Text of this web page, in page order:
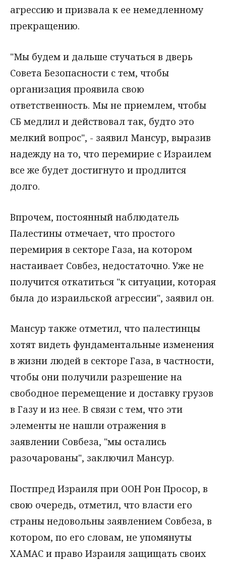
агрессию и призвала к ее немедленному
прекращению.
"Мы будем и дальше стучаться в дверь
Совета Безопасности с тем, чтобы
организация проявила свою
ответственность. Мы не приемлем, чтобы
СБ медлил и действовал так, будто это
мелкий вопрос", - заявил Мансур, выразив
надежду на то, что перемирие с Израилем
все же будет достигнуто и продлится
долго.
Впрочем, постоянный наблюдатель
Палестины отмечает, что простого
перемирия в секторе Газа, на котором
настаивает Совбез, недостаточно. Уже не
получится откатиться "к ситуации, которая
была до израильской агрессии", заявил он.
Мансур также отметил, что палестинцы
хотят видеть фундаментальные изменения
в жизни людей в секторе Газа, в частности,
чтобы они получили разрешение на
свободное перемещение и доставку грузов
в Газу и из нее. В связи с тем, что эти
элементы не нашли отражения в
заявлении Совбеза, "мы остались
разочарованы", заключил Мансур.
Постпред Израиля при ООН Рон Просор, в
свою очередь, отметил, что власти его
страны недовольны заявлением Совбеза, в
котором, по его словам, не упомянуты
ХАМАС и право Израиля защищать своих